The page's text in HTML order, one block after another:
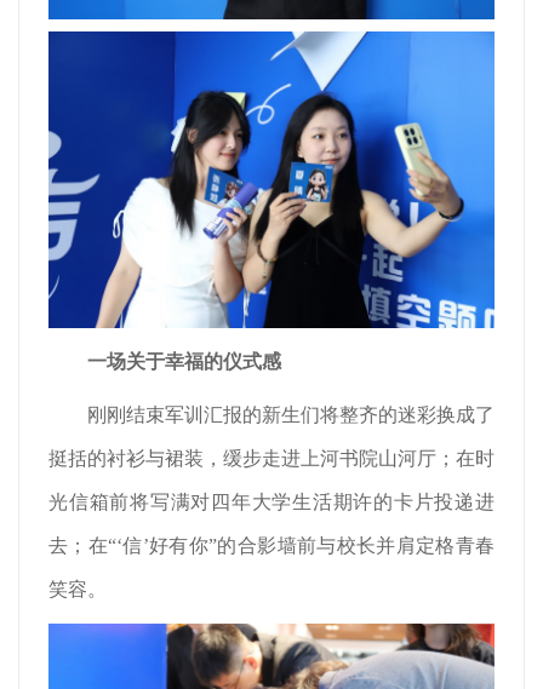
一场关于幸福的仪式感
刚刚结束军训汇报的新生们将整齐的迷彩换成了
挺括的衬衫与裙装，缓步走进上河书院山河厅；在时
光信箱前将写满对四年大学生活期许的卡片投递进
去；在“‘信’好有你”的合影墙前与校长并肩定格青春
笑容。